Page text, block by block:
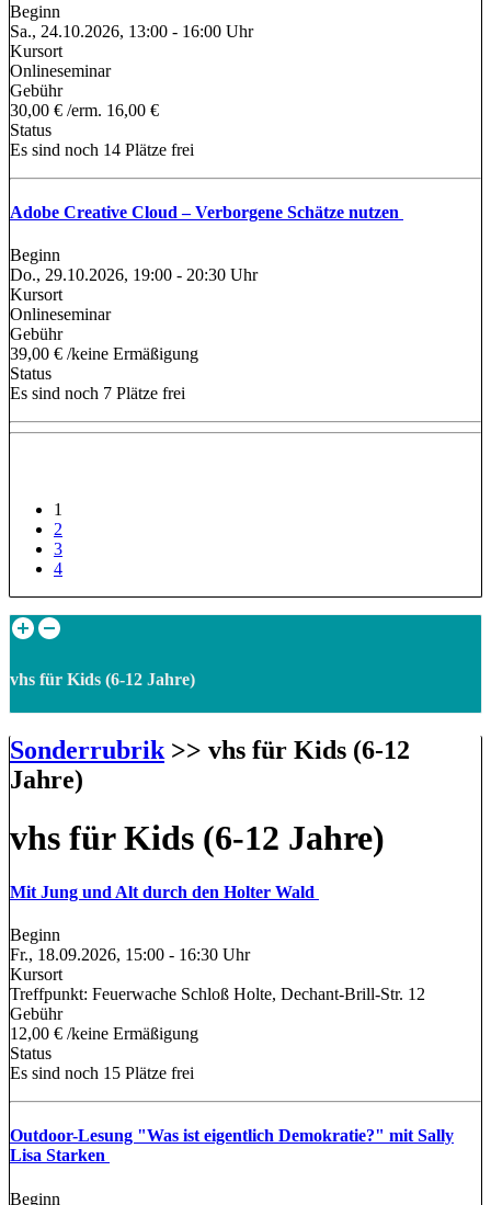
Beginn
Sa., 24.10.2026, 13:00 - 16:00 Uhr
Kursort
Onlineseminar
Gebühr
30,00 € /erm. 16,00 €
Status
Es sind noch 14 Plätze frei
Adobe Creative Cloud – Verborgene Schätze nutzen
Beginn
Do., 29.10.2026, 19:00 - 20:30 Uhr
Kursort
Onlineseminar
Gebühr
39,00 € /keine Ermäßigung
Status
Es sind noch 7 Plätze frei
1
2
3
4
vhs für Kids (6-12 Jahre)
Sonderrubrik >> vhs für Kids (6-12
Jahre)
vhs für Kids (6-12 Jahre)
Mit Jung und Alt durch den Holter Wald
Beginn
Fr., 18.09.2026, 15:00 - 16:30 Uhr
Kursort
Treffpunkt: Feuerwache Schloß Holte, Dechant-Brill-Str. 12
Gebühr
12,00 € /keine Ermäßigung
Status
Es sind noch 15 Plätze frei
Outdoor-Lesung "Was ist eigentlich Demokratie?" mit Sally
Lisa Starken
Beginn